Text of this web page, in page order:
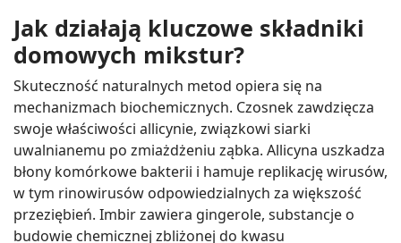
Jak działają kluczowe składniki
domowych mikstur?
Skuteczność naturalnych metod opiera się na
mechanizmach biochemicznych. Czosnek zawdzięcza
swoje właściwości allicynie, związkowi siarki
uwalnianemu po zmiażdżeniu ząbka. Allicyna uszkadza
błony komórkowe bakterii i hamuje replikację wirusów,
w tym rinowirusów odpowiedzialnych za większość
przeziębień. Imbir zawiera gingerole, substancje o
budowie chemicznej zbliżonej do kwasu